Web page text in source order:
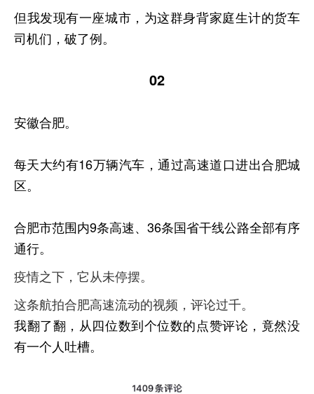
但我发现有一座城市，为这群身背家庭生计的货车
司机们，破了例。
02
安徽合肥。
每天大约有16万辆汽车，通过高速道口进出合肥城
区。
合肥市范围内9条高速、36条国省干线公路全部有序
通行。
疫情之下，它从未停摆。
这条航拍合肥高速流动的视频，评论过千。
我翻了翻，从四位数到个位数的点赞评论，竟然没
有一个人吐槽。